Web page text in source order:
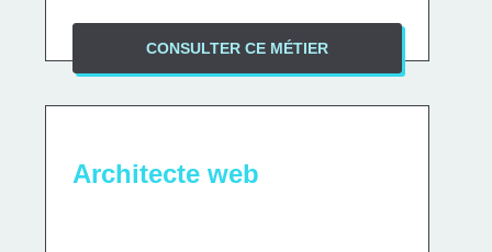
CONSULTER CE MÉTIER
Architecte web